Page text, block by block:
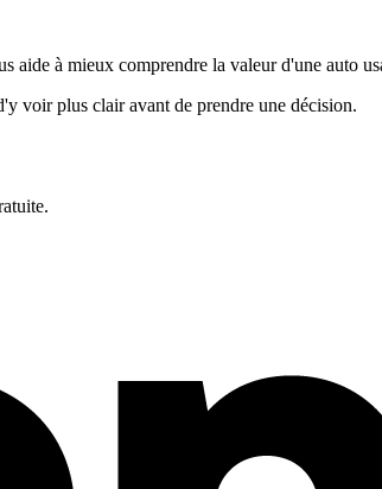
à mieux comprendre la valeur d'une auto
voir plus clair avant de prendre une décision.